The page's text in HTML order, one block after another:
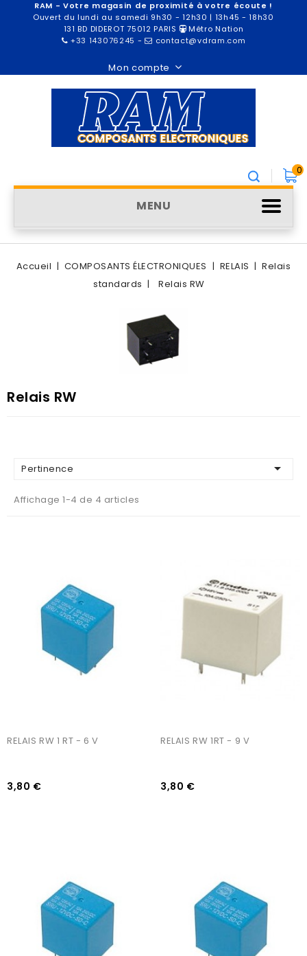
RAM - Votre magasin de proximité à votre écoute !
Ouvert du lundi au samedi 9h30 - 12h30 | 13h45 - 18h30
131 BD DIDEROT 75012 PARIS
Métro Nation
+33 143076245 - contact@vdram.com
Mon compte
0
MENU
Accueil COMPOSANTS ÉLECTRONIQUES RELAIS
Relais
standards
Relais RW
Relais RW
Pertinence 
Affichage 1-4 de 4 articles
RELAIS RW 1 RT - 6 V
3,80 €
RELAIS RW 1RT - 9 V
3,80 €